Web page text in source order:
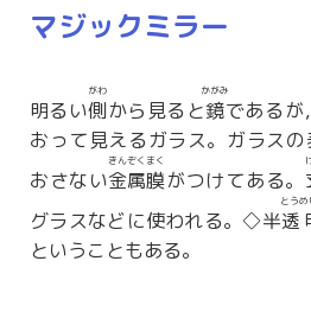
マジックミラー
明るい側
がわ
から見ると鏡
かがみ
であるが
おって見えるガラス。ガラス
おさない金属膜
きんぞくまく
がつけてある。
グラスなどに使われる。◇半透
とう
ということもある。